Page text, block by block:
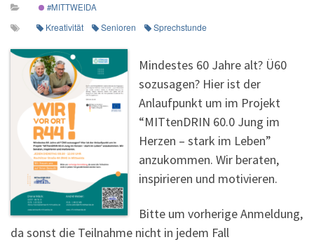
#MITTWEIDA
Kreativität Senioren Sprechstunde
Mindestes 60 Jahre alt? Ü60
sozusagen? Hier ist der
Anlaufpunkt um im Projekt
“MITtenDRIN 60.0 Jung im
Herzen – stark im Leben”
anzukommen. Wir beraten,
inspirieren und motivieren.
Bitte um vorherige Anmeldung,
da sonst die Teilnahme nicht in jedem Fall